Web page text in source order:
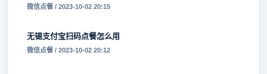
微信点餐 / 2023-10-02 20:15
无锡支付宝扫码点餐怎么用
微信点餐 / 2023-10-02 20:12